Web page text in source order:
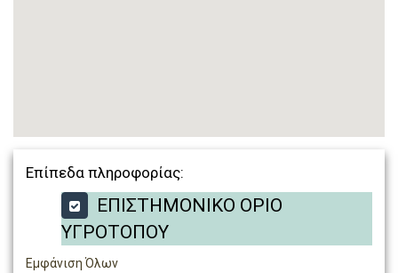
Επίπεδα πληροφορίας:
ΕΠΙΣΤΗΜΟΝΙΚΟ ΟΡΙΟ
ΥΓΡΟΤΟΠΟΥ
Εμφάνιση Όλων